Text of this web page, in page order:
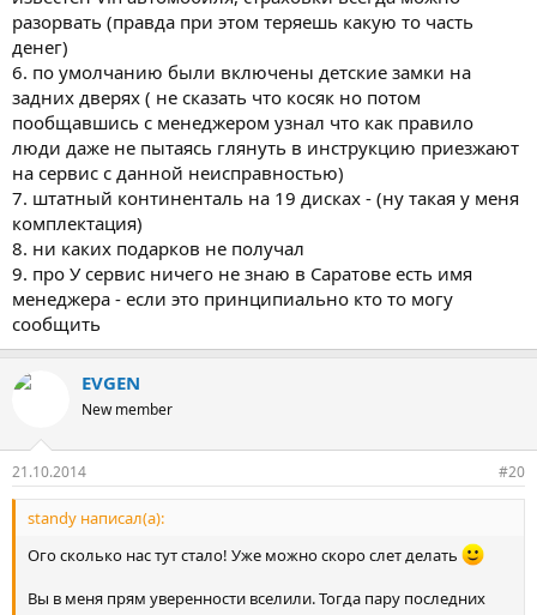
ли возможность выбрать у дилера из нескольких машин?
7. На какой резине забрали машину (знаю может быть аж 3
варианта, но хочу найти на Мишлен).
8. Получил ли кто-нибудь зимнюю резину в подарок?
9. Буду рад услышать от вас имя дилера (если не "У Сервис +") и
ФИО менеджера. Завтра начну обзванивать
Заранее спасибо. Жду ответов )
P.S. Смотрю большинство берут 2WD, вот все не решусь, надо
ли оно 4WD за +70 тыс или нет.
разорвать (правда при этом теряешь какую то часть
денег)
6. по умолчанию были включены детские замки на
задних дверях ( не сказать что косяк но потом
пообщавшись с менеджером узнал что как правило
люди даже не пытаясь глянуть в инструкцию приезжают
на сервис с данной неисправностью)
7. штатный континенталь на 19 дисках - (ну такая у меня
комплектация)
8. ни каких подарков не получал
9. про У сервис ничего не знаю в Саратове есть имя
менеджера - если это принципиально кто то могу
сообщить
EVGEN
New member
21.10.2014 #20
standy написал(а):
Ого сколько нас тут стало! Уже можно скоро слет делать
Вы в меня прям уверенности вселили. Тогда пару последних